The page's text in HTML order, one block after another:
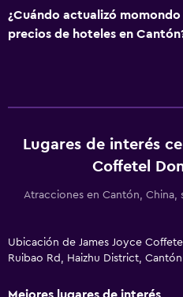
¿Cuándo actualizó
precios de hoteles en
Lugares de interés
Coffetel
Atracciones en Cantón,
Ubicación de James Joyce
Ruibao Rd, Haizhu District, Cantón
Mejores lugares de interés